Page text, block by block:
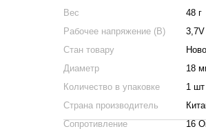
Вес
48 г
Рабочее напряжение (В)
3,7V
Стан товару
Диаметр
18
Количество в упаковке
1 шт
Страна производитель
Сопротивление
16